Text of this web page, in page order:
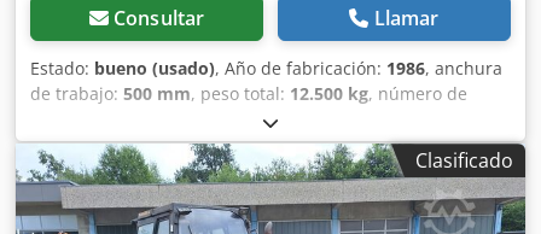
Consultar Llamar
Estado: bueno (usado), Año de fabricación: 1986, anchura
de trabajo: 500 mm, peso total: 12.500 kg, número de
, CASE IH 1660 flujo axial Cjdovr
Dxpjpfx Anzoha Marca: Case IH Modelo: 1660 Año: 1987
Horas de funcionamiento: 3.300 h Ancho de sección: 5,00
m Varios tipos de equipos: picador de paja, esparcidor de
paja.
Clasificado